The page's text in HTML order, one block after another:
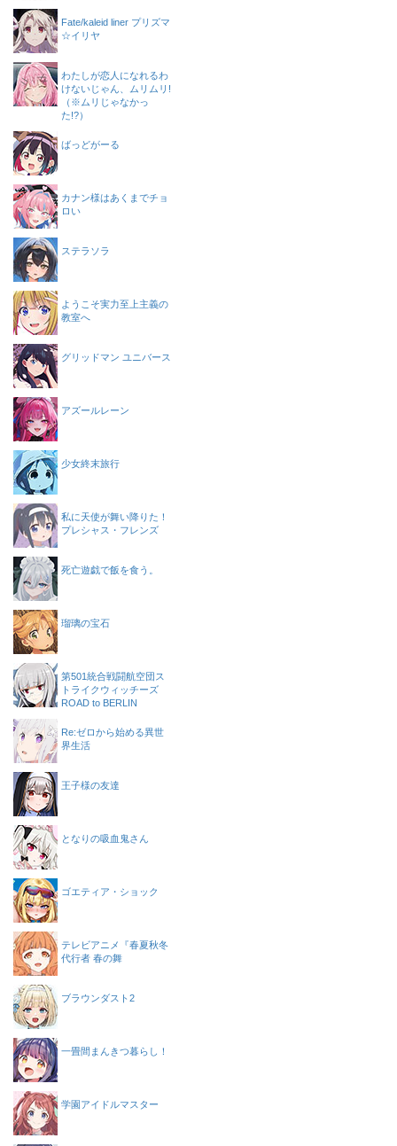
Fate/kaleid liner プリズマ
☆イリヤ
わたしが恋人になれるわ
けないじゃん、ムリムリ!
（※ムリじゃなかっ
た!?）
ばっどがーる
カナン様はあくまでチョ
ロい
ステラソラ
ようこそ実力至上主義の
教室へ
グリッドマン ユニバース
アズールレーン
少女終末旅行
私に天使が舞い降りた！
プレシャス・フレンズ
死亡遊戯で飯を食う。
瑠璃の宝石
第501統合戦闘航空団ス
トライクウィッチーズ
ROAD to BERLIN
Re:ゼロから始める異世
界生活
王子様の友達
となりの吸血鬼さん
ゴエティア・ショック
テレビアニメ『春夏秋冬
代行者 春の舞
ブラウンダスト2
一畳間まんきつ暮らし！
学園アイドルマスター